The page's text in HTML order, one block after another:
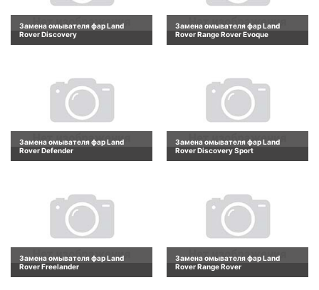
Замена омывателя фар Land
Rover Discovery
Замена омывателя фар Land
Rover Range Rover Evoque
Замена омывателя фар Land
Rover Defender
Замена омывателя фар Land
Rover Discovery Sport
Замена омывателя фар Land
Rover Freelander
Замена омывателя фар Land
Rover Range Rover